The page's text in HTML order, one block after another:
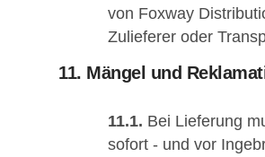
von Foxway
Zulieferer oder
11. Mängel und
11.1. Bei Lieferung
sofort - und vor